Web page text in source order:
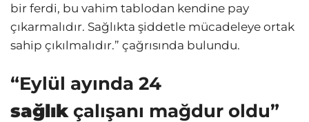
bir ferdi, bu vahim tablodan kendine pay
çıkarmalıdır. Sağlıkta şiddetle mücadeleye ortak
sahip çıkılmalıdır.” çağrısında bulundu.
“Eylül ayında 24
sağlık çalışanı mağdur oldu”